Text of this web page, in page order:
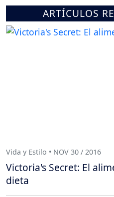
ARTÍCULOS
Vida y Estilo • NOV 30 / 2016
Victoria's Secret: El
dieta